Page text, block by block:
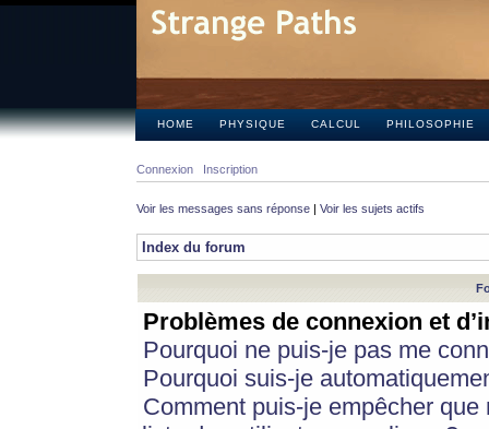
HOME PHYSIQUE CALCUL PHILOSOPHIE
Connexion Inscription
Voir les messages sans réponse | Voir les sujets actifs
Index du forum
Problèmes de connexion et
Pourquoi ne puis-je pas me
Pourquoi suis-je
Comment puis-je empêcher